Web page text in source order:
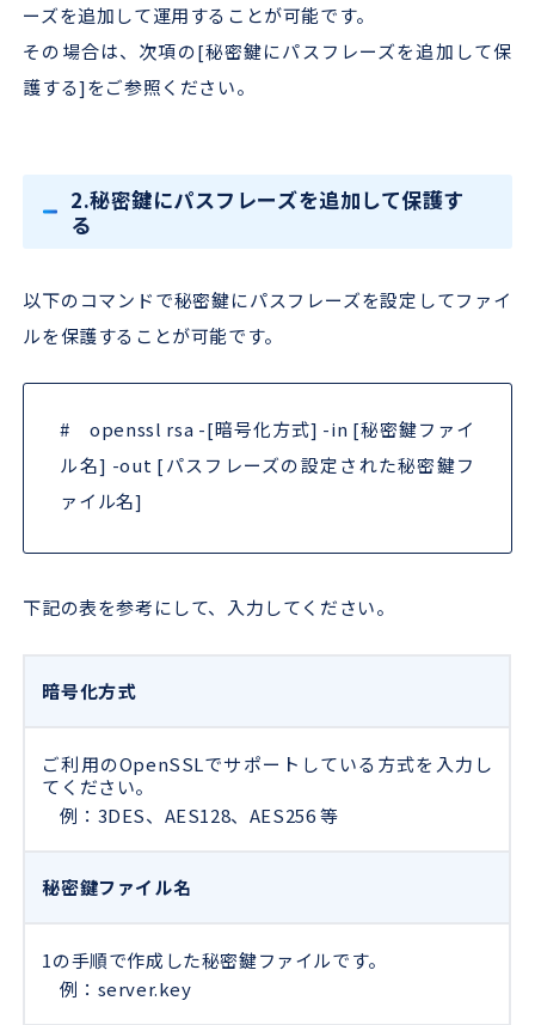
ーズを追加して運用することが可能です。
その場合は、次項の[秘密鍵にパスフレーズを追加して保
護する]をご参照ください。
2.秘密鍵にパスフレーズを追加して保護す
る
以下のコマンドで秘密鍵にパスフレーズを設定してファイ
ルを保護することが可能です。
# openssl rsa -[暗号化方式] -in [秘密鍵ファイ
ル名] -out [パスフレーズの設定された秘密鍵フ
ァイル名]
下記の表を参考にして、入力してください。
暗号化方式
ご利用のOpenSSLでサポートしている方式を入力し
てください。
例：3DES、AES128、AES256 等
秘密鍵ファイル名
1の手順で作成した秘密鍵ファイルです。
例：server.key